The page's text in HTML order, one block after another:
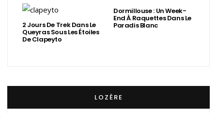
2 Jours De Trek Dans Le
Queyras Sous Les Étoiles
De Clapeyto
Dormillouse : Un Week-
End À Raquettes Dans Le
Paradis Blanc
LOZÈRE